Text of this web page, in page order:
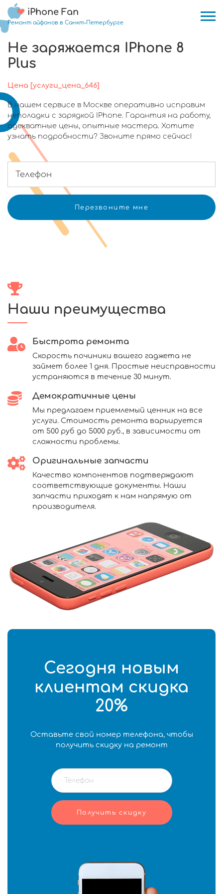
iPhone Fan
Ремонт айфонов в Санкт-Петербурге
Не заряжается IPhone 8
Plus
Цена [услуги_цена_646]
В нашем сервисе в Москве оперативно исправим
неполадки с зарядкой IPhone. Гарантия на работу,
адекватные цены, опытные мастера. Хотите
узнать подробности? Звоните прямо сейчас!
Наши преимущества
Быстрота ремонта
Скорость починики вашего гаджета не
займет более 1 дня. Простые неисправности
устраняются в течение 30 минут.
Демократичные цены
Мы предлагаем приемлемый ценник на все
услуги. Стоимость ремонта варьируется
от 500 руб до 5000 руб., в зависимости от
сложности проблемы.
Оригинальные запчасти
Качество компонентов подтверждают
соответствующие документы. Наши
запчасти приходят к нам напрямую от
производителя.
Сегодня новым
клиентам скидка
20%
Оставьте свой номер телефона, чтобы
получить скидку на ремонт